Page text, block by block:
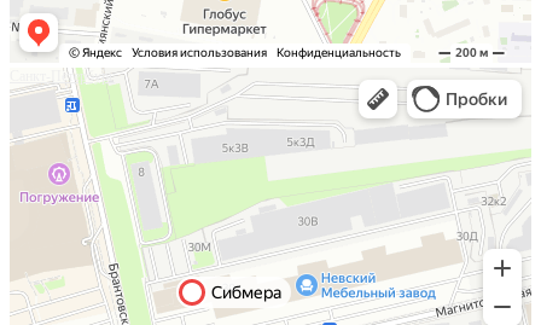
Санкт-Петербург